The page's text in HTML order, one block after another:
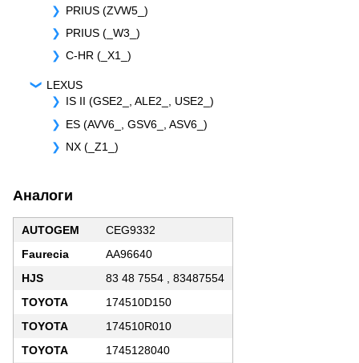
PRIUS (ZVW5_)
PRIUS (_W3_)
C-HR (_X1_)
LEXUS
IS II (GSE2_, ALE2_, USE2_)
ES (AVV6_, GSV6_, ASV6_)
NX (_Z1_)
Аналоги
AUTOGEM
CEG9332
Faurecia
AA96640
HJS
83 48 7554 , 83487554
TOYOTA
174510D150
TOYOTA
174510R010
TOYOTA
1745128040